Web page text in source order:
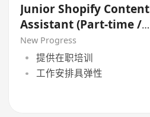
Junior Shopify Content
Assistant (Part-time /
Freelance)
New Progress
提供在职培训
工作安排具弹性